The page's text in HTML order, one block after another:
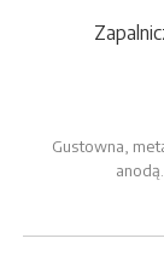
Gustowna,